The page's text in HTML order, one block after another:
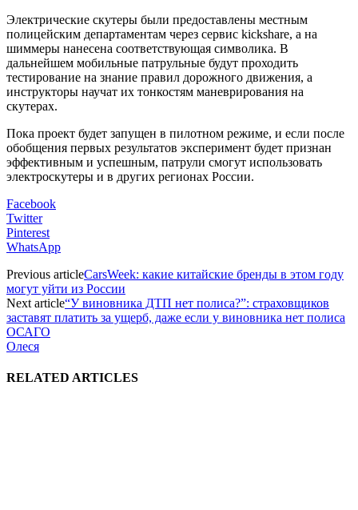
Электрические скутеры были предоставлены местным
полицейским департаментам через сервис kickshare, а на
шиммеры нанесена соответствующая символика. В
дальнейшем мобильные патрульные будут проходить
тестирование на знание правил дорожного движения, а
инструкторы научат их тонкостям маневрирования на
скутерах.
Пока проект будет запущен в пилотном режиме, и если после
обобщения первых результатов эксперимент будет признан
эффективным и успешным, патрули смогут использовать
электроскутеры и в других регионах России.
Facebook
Twitter
Pinterest
WhatsApp
Previous articleCarsWeek: какие китайские бренды в этом году
могут уйти из России
Next article“У виновника ДТП нет полиса?”: страховщиков
заставят платить за ущерб, даже если у виновника нет полиса
ОСАГО
Олеся
RELATED ARTICLES